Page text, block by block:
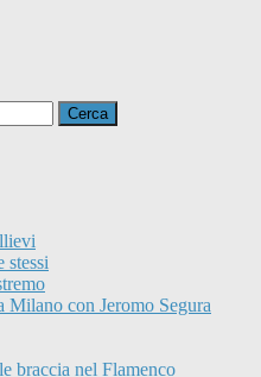
stessi
Milano con Jeromo Segura
braccia nel Flamenco